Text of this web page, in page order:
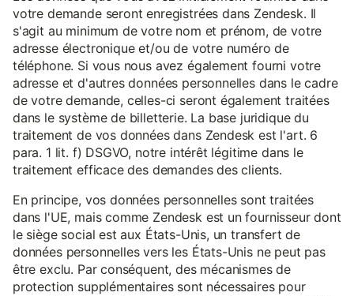
votre demande seront enregistrées dans Zendesk. Il
s'agit au minimum de votre nom et prénom, de votre
adresse électronique et/ou de votre numéro de
téléphone. Si vous nous avez également fourni votre
adresse et d'autres données personnelles dans le cadre
de votre demande, celles-ci seront également traitées
dans le système de billetterie. La base juridique du
traitement de vos données dans Zendesk est l'art. 6
para. 1 lit. f) DSGVO, notre intérêt légitime dans le
traitement efficace des demandes des clients.
En principe, vos données personnelles sont traitées
dans l'UE, mais comme Zendesk est un fournisseur dont
le siège social est aux États-Unis, un transfert de
données personnelles vers les États-Unis ne peut pas
être exclu. Par conséquent, des mécanismes de
protection supplémentaires sont nécessaires pour